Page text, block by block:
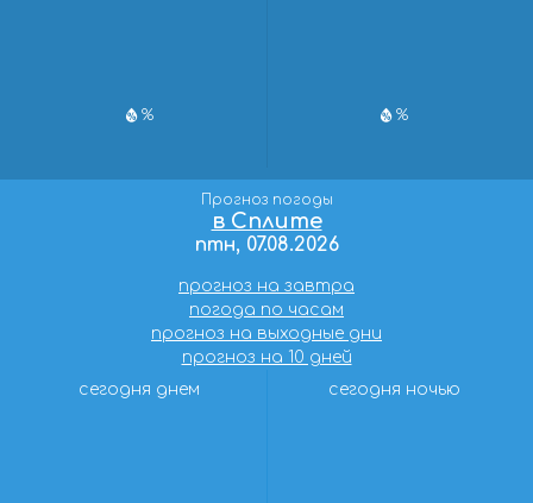
% %
Прогноз погоды
в Сплите
птн, 07.08.2026
прогноз на завтра
погода по часам
прогноз на выходные дни
прогноз на 10 дней
сегодня днем
сегодня ночью